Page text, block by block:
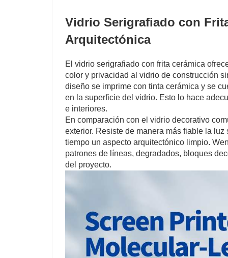
Vidrio Serigrafiado con
Arquitectónica
El vidrio serigrafiado con frita cerámica
color y privacidad al vidrio de construcción
diseño se imprime con tinta cerámica y se
en la superficie del vidrio. Esto lo hace
e interiores.
En comparación con el vidrio decorativo
exterior. Resiste de manera más fiable la
tiempo un aspecto arquitectónico limpio.
patrones de líneas, degradados, bloques
del proyecto.